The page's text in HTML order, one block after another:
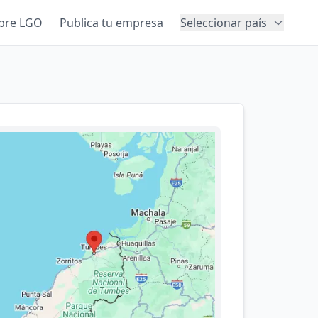
LGO Publica tu empresa Seleccionar país